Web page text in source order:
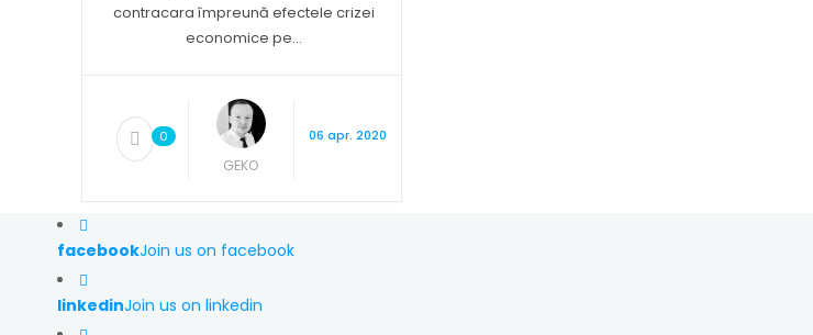
contracara împreună efectele crizei
economice pe...
0
GEKO
06 apr. 2020
facebookJoin us on facebook
linkedinJoin us on linkedin